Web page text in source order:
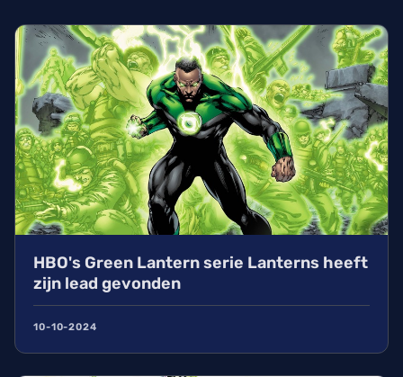
HBO's Green Lantern serie Lanterns heeft
zijn lead gevonden
10-10-2024